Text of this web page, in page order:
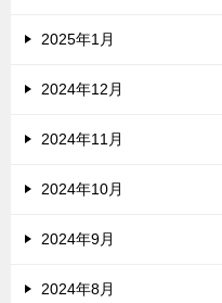
2025年1月
2024年12月
2024年11月
2024年10月
2024年9月
2024年8月